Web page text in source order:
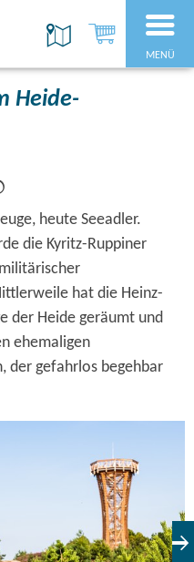
MENÜ
Heide-
heute Seeadler.
die Kyritz-Ruppiner
hat die Heinz-
der Heide geräumt und
ehemaligen
der gefahrlos begehbar